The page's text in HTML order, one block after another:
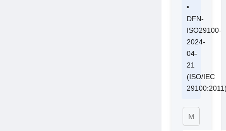
•
DFN-
ISO29100-
2024-
04-
21
(ISO/IEC